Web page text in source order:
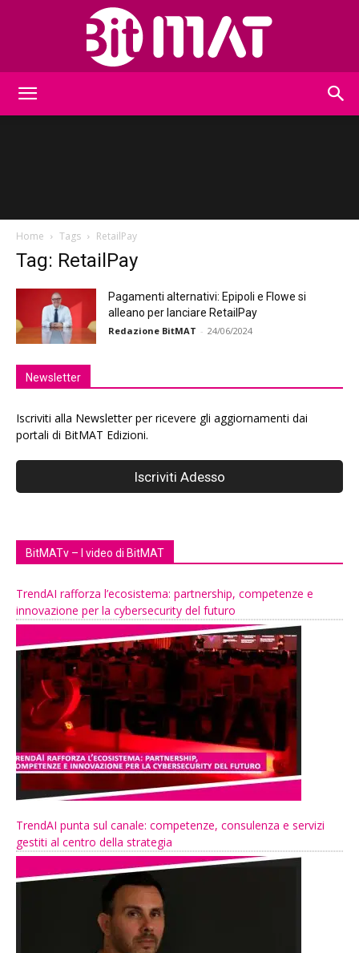
Home Tags RetailPay
Tag: RetailPay
Pagamenti alternativi: Epipoli e Flowe si
alleano per lanciare RetailPay
Redazione BitMAT - 24/06/2024
Newsletter
Iscriviti alla Newsletter per ricevere gli aggiornamenti dai
portali di BitMAT Edizioni.
BitMATv – I video di BitMAT
TrendAI rafforza l’ecosistema: partnership, competenze e
innovazione per la cybersecurity del futuro
TrendAI punta sul canale: competenze, consulenza e servizi
gestiti al centro della strategia